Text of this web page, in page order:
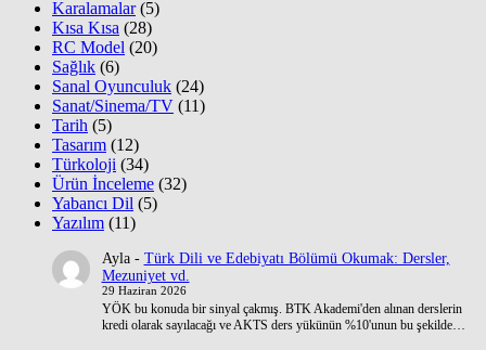
Karalamalar(5)
Kısa Kısa (28)
RC Model (20)
Sağlık (6)
Sanal Oyunculuk (24)
Sanat/Sinema/TV (11)
Tarih (5)
Tasarım (12)
Türkoloji (34)
Ürün İnceleme (32)
Yabancı Dil (5)
Yazılım (11)
Ayla- Türk Dili ve Edebiyatı Bölümü Okumak: Dersler,
Mezuniyet vd.
29 Haziran 2026
YÖK bu konuda bir sinyal çakmış. BTK Akademi'den alınan derslerin
kredi olarak sayılacağı ve AKTS ders yükünün %10'unun bu şekilde…